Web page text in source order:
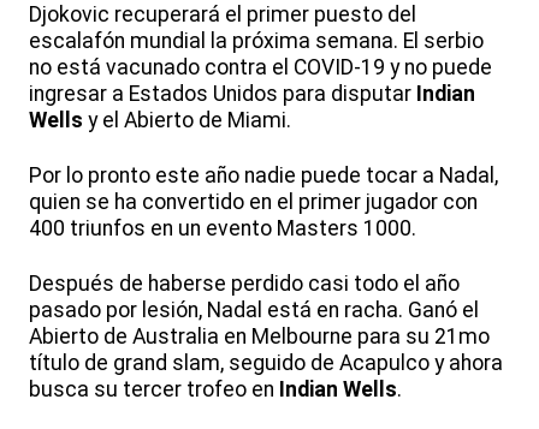
Djokovic recuperará el primer puesto del
escalafón mundial la próxima semana. El serbio
no está vacunado contra el COVID-19 y no puede
ingresar a Estados Unidos para disputar Indian
Wells y el Abierto de Miami.
Por lo pronto este año nadie puede tocar a Nadal,
quien se ha convertido en el primer jugador con
400 triunfos en un evento Masters 1000.
Después de haberse perdido casi todo el año
pasado por lesión, Nadal está en racha. Ganó el
Abierto de Australia en Melbourne para su 21mo
título de grand slam, seguido de Acapulco y ahora
busca su tercer trofeo en Indian Wells.